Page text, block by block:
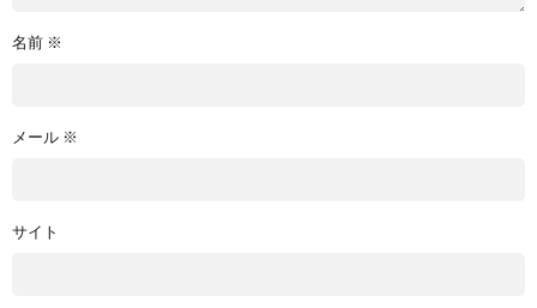
名前 ※
メール ※
サイト